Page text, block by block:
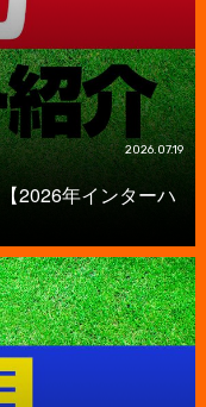
2026.07.19
2026年インターハ